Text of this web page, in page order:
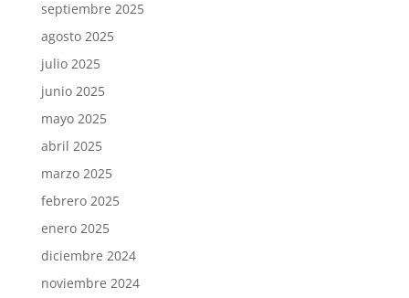
septiembre 2025
agosto 2025
julio 2025
junio 2025
mayo 2025
abril 2025
marzo 2025
febrero 2025
enero 2025
diciembre 2024
noviembre 2024